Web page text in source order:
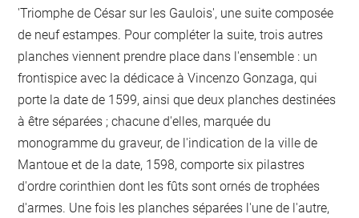
'Triomphe de César sur les Gaulois', une suite composée
de neuf estampes. Pour compléter la suite, trois autres
planches viennent prendre place dans l'ensemble : un
frontispice avec la dédicace à Vincenzo Gonzaga, qui
porte la date de 1599, ainsi que deux planches destinées
à être séparées ; chacune d'elles, marquée du
monogramme du graveur, de l'indication de la ville de
Mantoue et de la date, 1598, comporte six pilastres
d'ordre corinthien dont les fûts sont ornés de trophées
d'armes. Une fois les planches séparées l'une de l'autre,